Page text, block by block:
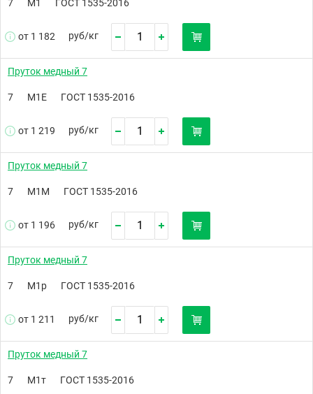
7 М1 ГОСТ 1535-2016
от 1 182 руб/кг
Пруток медный 7
7 М1Е ГОСТ 1535-2016
от 1 219 руб/кг
Пруток медный 7
7 М1М ГОСТ 1535-2016
от 1 196 руб/кг
Пруток медный 7
7 М1р ГОСТ 1535-2016
от 1 211 руб/кг
Пруток медный 7
7 М1т ГОСТ 1535-2016